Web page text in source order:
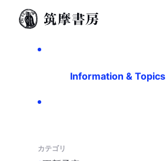
Information & Topics
カテゴリ